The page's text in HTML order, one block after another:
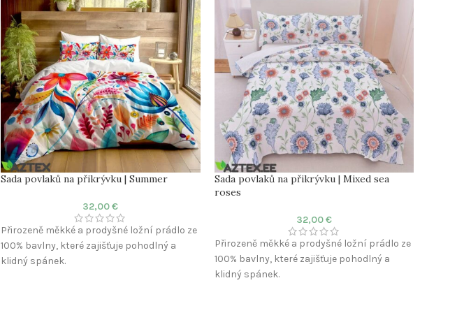
Sada povlaků na přikrývku | Summer
32,00€
Přirozeně měkké a prodyšné ložní prádlo ze
100% bavlny, které zajišťuje pohodlný a
klidný spánek.
Sada povlaků na přikrývku | Mixed sea
roses
32,00€
Přirozeně měkké a prodyšné ložní prádlo ze
100% bavlny, které zajišťuje pohodlný a
klidný spánek.